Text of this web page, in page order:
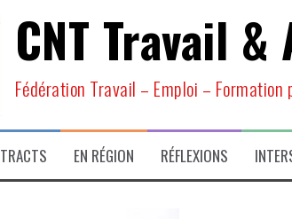
CNT Travail
Fédération Travail – Emploi – Formation
TRACTS EN RÉGION RÉFLEXIONS